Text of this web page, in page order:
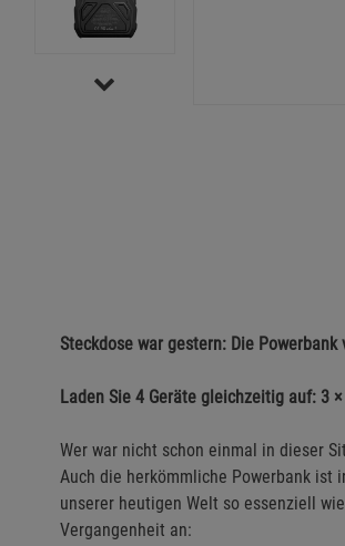
Steckdose war gestern: Die
Laden Sie 4 Geräte gleichzeitig auf: 3
Wer war nicht schon einmal in dieser
Auch die herkömmliche Powerbank ist
unserer heutigen Welt so essenziell
Vergangenheit an: